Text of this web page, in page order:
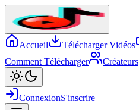
Accueil Télécharger Vidéos
Comment Télécharger
Créateurs
ConnexionS'inscrire